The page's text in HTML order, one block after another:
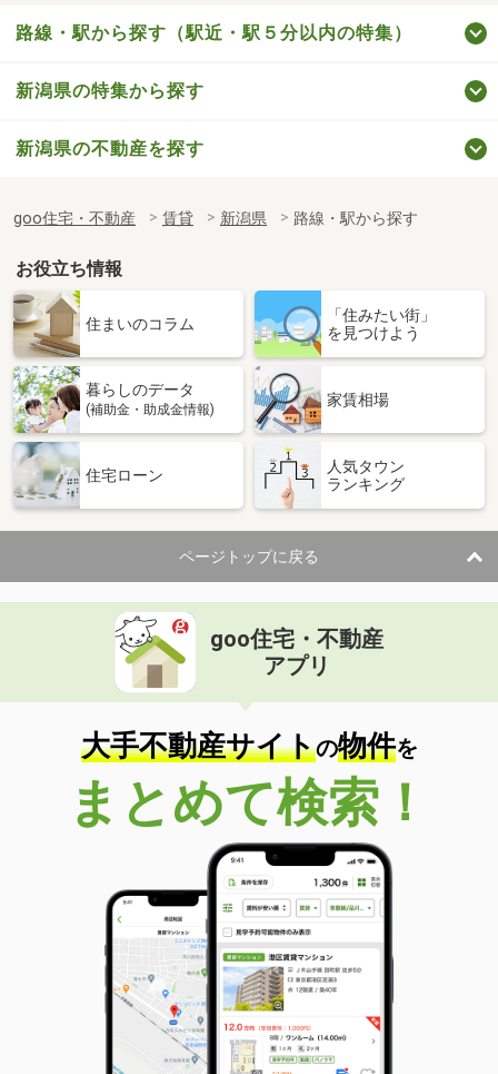
路線・駅から探す（駅近・駅５分以内の特集）
新潟県の特集から探す
新潟県の不動産を探す
goo住宅・不動産 賃貸 新潟県 路線・駅から探す
お役立ち情報
住まいのコラム
「住みたい街」
を見つけよう
暮らしのデータ
(補助金・助成金情報)
家賃相場
住宅ローン
人気タウン
ランキング
ページトップに戻る
goo住宅・不動産
アプリ
大手不動産サイトの物件を
まとめて検索！